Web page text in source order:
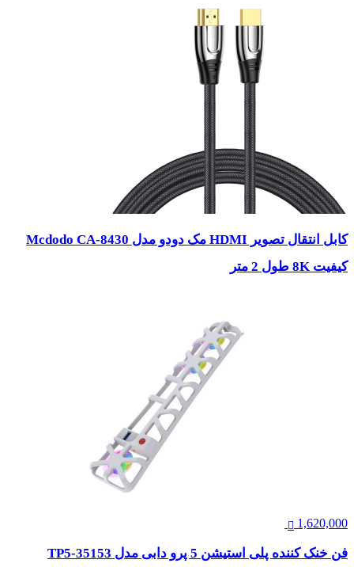
کابل انتقال تصویر HDMI مک دودو مدل Mcdodo CA-8430
کیفیت 8K طول 2 متر
1,620,000
فن خنک کننده پلی استیشن 5 پرو دابی مدل TP5-35153